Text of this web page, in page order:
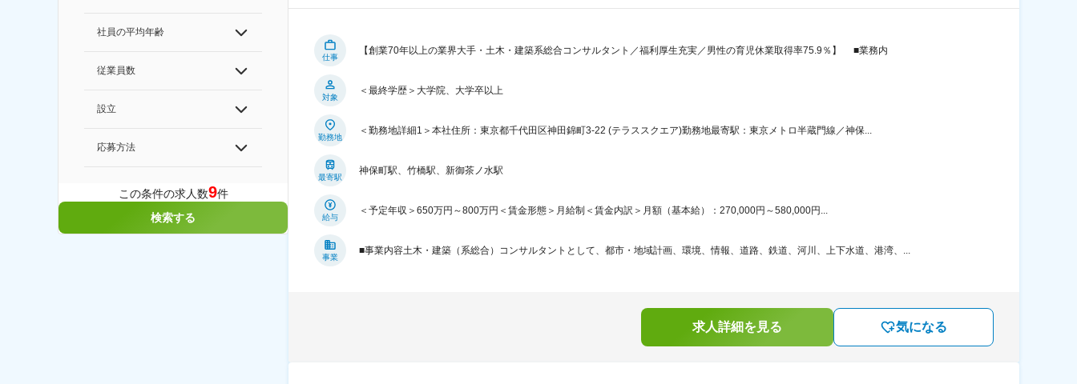
社員の平均年齢
従業員数
設立
応募方法
この条件の求人数9件
検索する
仕事
【創業70年以上の業界大手・土木・建築系総合コンサルタント／福利厚生充実／男性の育児休業取得率75.9％】 ■業務内
対象
＜最終学歴＞大学院、大学卒以上
勤務地
＜勤務地詳細1＞本社住所：東京都千代田区神田錦町3-22 (テラススクエア)勤務地最寄駅：東京メトロ半蔵門線／神保...
最寄駅
神保町駅、竹橋駅、新御茶ノ水駅
給与
＜予定年収＞650万円～800万円＜賃金形態＞月給制＜賃金内訳＞月額（基本給）：270,000円～580,000円...
事業
■事業内容土木・建築（系総合）コンサルタントとして、都市・地域計画、環境、情報、道路、鉄道、河川、上下水道、港湾、...
求人詳細を見る 気になる